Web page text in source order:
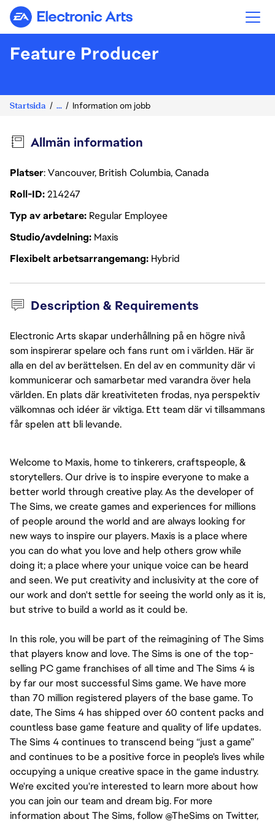
Electronic Arts
Feature Producer
Startsida ... Information om jobb
Allmän information
Platser: Vancouver, British Columbia, Canada
Roll-ID214247
Typ av arbetare Regular Employee
Studio/avdelning Maxis
Flexibelt arbetsarrangemang Hybrid
Description & Requirements
Electronic Arts skapar underhållning på en högre nivå
som inspirerar spelare och fans runt om i världen. Här är
alla en del av berättelsen. En del av en community där vi
kommunicerar och samarbetar med varandra över hela
världen. En plats där kreativiteten frodas, nya perspektiv
välkomnas och idéer är viktiga. Ett team där vi tillsammans
får spelen att bli levande.
Welcome to Maxis, home to tinkerers, craftspeople, &
storytellers. Our drive is to inspire everyone to make a
better world through creative play. As the developer of
The Sims, we create games and experiences for millions
of people around the world and are always looking for
new ways to inspire our players. Maxis is a place where
you can do what you love and help others grow while
doing it; a place where your unique voice can be heard
and seen. We put creativity and inclusivity at the core of
our work and don't settle for seeing the world only as it is,
but strive to build a world as it could be.
In this role, you will be part of the reimagining of The Sims
that players know and love. The Sims is one of the top-
selling PC game franchises of all time and The Sims 4 is
by far our most successful Sims game. We have more
than 70 million registered players of the base game. To
date, The Sims 4 has shipped over 60 content packs and
countless base game feature and quality of life updates.
The Sims 4 continues to transcend being “just a game”
and continues to be a positive force in people's lives while
occupying a unique creative space in the game industry.
We're excited you're interested to learn more about how
you can join our team and dream big. For more
information about The Sims, follow @TheSims on Twitter,